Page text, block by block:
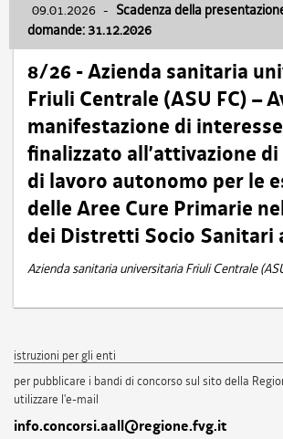
09.01.2026 - Scadenza della
domande: 31.12.2026
8/26 - Azienda sanitaria
Friuli Centrale (ASU FC) –
manifestazione di interesse
finalizzato all’attivazione
di lavoro autonomo per le
delle Aree Cure Primarie
dei Distretti Socio Sanitari
Azienda sanitaria universitaria Friuli Centrale
istruzioni per gli enti
per pubblicare i bandi di concorso sul sito della
utilizzare l'e-mail
info.concorsi.aall@regione.fvg.it